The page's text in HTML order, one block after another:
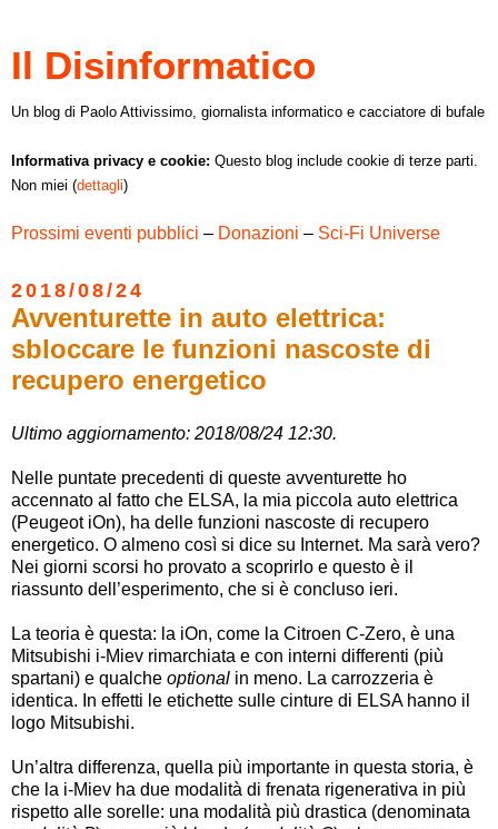
Il Disinformatico
Un blog di Paolo Attivissimo, giornalista informatico e cacciatore di bufale
Informativa privacy e cookie: Questo blog include cookie di terze parti.
Non miei (dettagli)
Prossimi eventi pubblici – Donazioni – Sci-Fi Universe
2018/08/24
Avventurette in auto elettrica:
sbloccare le funzioni nascoste di
recupero energetico
Ultimo aggiornamento: 2018/08/24 12:30.
Nelle puntate precedenti di queste avventurette ho
accennato al fatto che ELSA, la mia piccola auto elettrica
(Peugeot iOn), ha delle funzioni nascoste di recupero
energetico. O almeno così si dice su Internet. Ma sarà vero?
Nei giorni scorsi ho provato a scoprirlo e questo è il
riassunto dell’esperimento, che si è concluso ieri.
La teoria è questa: la iOn, come la Citroen C-Zero, è una
Mitsubishi i-Miev rimarchiata e con interni differenti (più
spartani) e qualche optional in meno. La carrozzeria è
identica. In effetti le etichette sulle cinture di ELSA hanno il
logo Mitsubishi.
Un’altra differenza, quella più importante in questa storia, è
che la i-Miev ha due modalità di frenata rigenerativa in più
rispetto alle sorelle: una modalità più drastica (denominata